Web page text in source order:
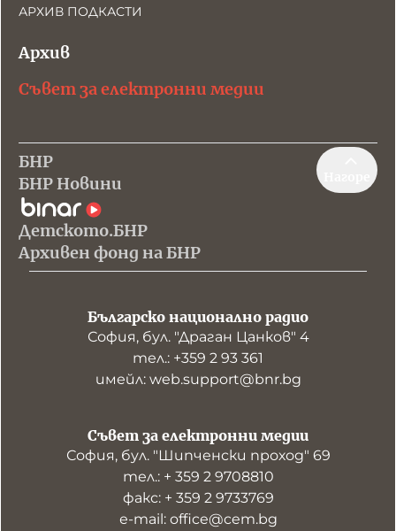
АРХИВ ПОДКАСТИ
Архив
Съвет за електронни медии
БНР
БНР Новини
Детското.БНР
Архивен фонд на БНР
Българско национално радио
София, бул. "Драган Цанков" 4
тел.: +359 2 93 361
имейл: web.support@bnr.bg
Съвет за електронни медии
София, бул. "Шипченски проход" 69
тел.: + 359 2 9708810
факс: + 359 2 9733769
е-mail: office@cem.bg